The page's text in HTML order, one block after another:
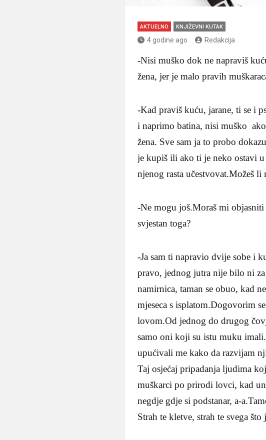
AKTUELNO KNJIŽEVNI KUTAK
4 godine ago Redakcija
-Nisi muško dok ne napraviš
žena, jer je malo pravih
-Kad praviš kuću, jarane, ti se i
i naprimo batina, nisi muško
žena. Sve sam ja to probo
je kupiš ili ako ti je neko ostavi
njenog rasta učestvovat.Možeš li
-Ne mogu još.Moraš mi
svjestan toga?
-Ja sam ti napravio dvije sobe i
pravo, jednog jutra nije bilo ni za
namirnica, taman se obuo, kad
mjeseca s isplatom.Dogovorim
lovom.Od jednog do drugog
samo oni koji su istu muku
upućivali me kako da razvijam
Taj osjećaj pripadanja ljudima
muškarci po prirodi lovci, kad
negdje gdje si podstanar, a-
Strah te kletve, strah te svega